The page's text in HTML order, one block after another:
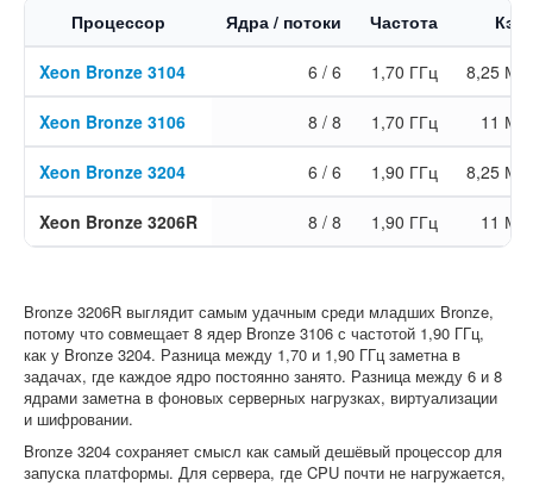
Процессор Ядра / потоки Частота Кэш
Xeon Bronze 3104 6 / 6 1,70 ГГц 8,25 МБ
Xeon Bronze 3106 8 / 8 1,70 ГГц 11 МБ
Xeon Bronze 3204 6 / 6 1,90 ГГц 8,25 МБ
Xeon Bronze 3206R 8 / 8 1,90 ГГц 11 МБ
Bronze 3206R выглядит самым удачным среди младших Bronze,
потому что совмещает 8 ядер Bronze 3106 с частотой 1,90 ГГц,
как у Bronze 3204. Разница между 1,70 и 1,90 ГГц заметна в
задачах, где каждое ядро постоянно занято. Разница между 6 и 8
ядрами заметна в фоновых серверных нагрузках, виртуализации
и шифровании.
Bronze 3204 сохраняет смысл как самый дешёвый процессор для
запуска платформы. Для сервера, где CPU почти не нагружается,